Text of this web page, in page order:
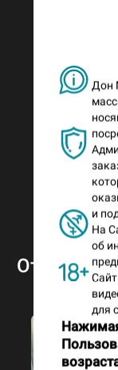
Дон
и
На
об
для
Отряд